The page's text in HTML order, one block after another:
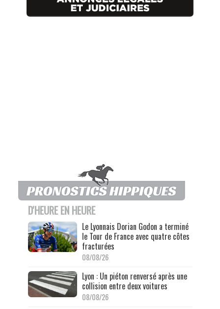
D'HEURE EN HEURE
Le Lyonnais Dorian Godon a terminé
le Tour de France avec quatre côtes
fracturées
08/08/26
Lyon : Un piéton renversé après une
collision entre deux voitures
08/08/26